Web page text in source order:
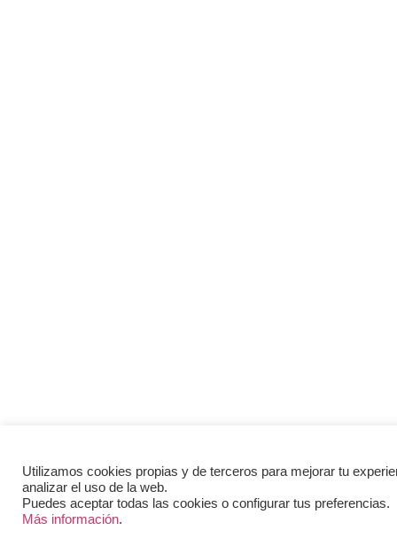
Utilizamos cookies propias y de terceros para mejorar tu
analizar el uso de la web.
Puedes aceptar todas las cookies o configurar tus preferencias.
Más información.